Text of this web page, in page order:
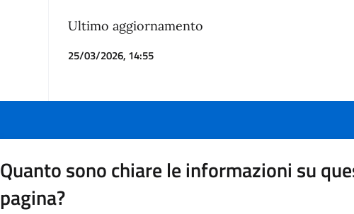
Ultimo aggiornamento
25/03/2026, 14:55
Quanto sono chiare le informazioni su
pagina?